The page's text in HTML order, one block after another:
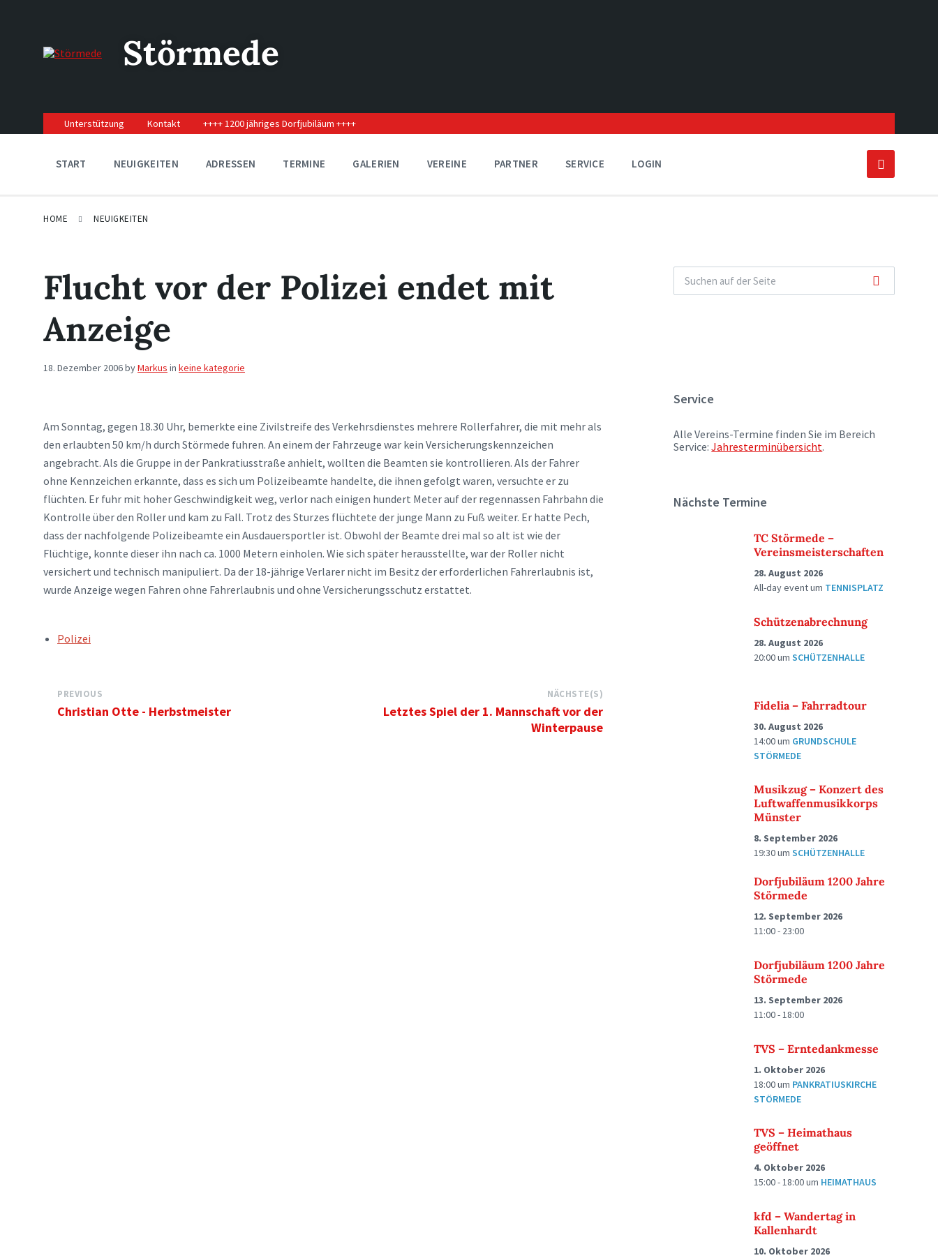
navigation
Störmede
Unterstützung Kontakt ++++ 1200 jähriges Dorfjubiläum ++++
START NEUIGKEITEN ADRESSEN TERMINE GALERIEN VEREINE PARTNER SERVICE LOGIN
HOME NEUIGKEITEN
Flucht vor der Polizei endet mit
Anzeige
18. Dezember 2006byMarkus in keine kategorie
Am Sonntag, gegen 18.30 Uhr, bemerkte eine Zivilstreife des Verkehrsdienstes mehrere Rollerfahrer, die mit mehr als
den erlaubten 50 km/h durch Störmede fuhren. An einem der Fahrzeuge war kein Versicherungskennzeichen
angebracht. Als die Gruppe in der Pankratiusstraße anhielt, wollten die Beamten sie kontrollieren. Als der Fahrer
ohne Kennzeichen erkannte, dass es sich um Polizeibeamte handelte, die ihnen gefolgt waren, versuchte er zu
flüchten. Er fuhr mit hoher Geschwindigkeit weg, verlor nach einigen hundert Meter auf der regennassen Fahrbahn die
Kontrolle über den Roller und kam zu Fall. Trotz des Sturzes flüchtete der junge Mann zu Fuß weiter. Er hatte Pech,
dass der nachfolgende Polizeibeamte ein Ausdauersportler ist. Obwohl der Beamte drei mal so alt ist wie der
Flüchtige, konnte dieser ihn nach ca. 1000 Metern einholen. Wie sich später herausstellte, war der Roller nicht
versichert und technisch manipuliert. Da der 18-jährige Verlarer nicht im Besitz der erforderlichen Fahrerlaubnis ist,
wurde Anzeige wegen Fahren ohne Fahrerlaubnis und ohne Versicherungsschutz erstattet.
TAGS:Polizei
PREVIOUS
Christian Otte - Herbstmeister
NÄCHSTE(S)
Letztes Spiel der 1. Mannschaft vor der
Winterpause
Service
Alle Vereins-Termine finden Sie im Bereich
Service:Jahresterminübersicht.
Nächste Termine
TC Störmede –
Vereinsmeisterschaften
28. August 2026
All-day eventum TENNISPLATZ
Schützenabrechnung
28. August 2026
20:00umSCHÜTZENHALLE
Fidelia – Fahrradtour
30. August 2026
14:00um GRUNDSCHULE
STÖRMEDE
Musikzug – Konzert des
Luftwaffenmusikkorps
Münster
8. September 2026
19:30umSCHÜTZENHALLE
Dorfjubiläum 1200 Jahre
Störmede
12. September 2026
11:00 - 23:00
Dorfjubiläum 1200 Jahre
Störmede
13. September 2026
11:00 - 18:00
TVS – Erntedankmesse
1. Oktober 2026
18:00um PANKRATIUSKIRCHE
STÖRMEDE
TVS – Heimathaus
geöffnet
4. Oktober 2026
15:00 - 18:00um HEIMATHAUS
kfd – Wandertag in
Kallenhardt
10. Oktober 2026